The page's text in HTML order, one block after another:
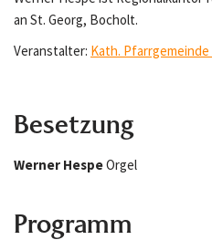
an St. Georg, Bocholt.
Veranstalter: Kath. Pfarrgemeinde
Besetzung
Werner HespeOrgel
Programm